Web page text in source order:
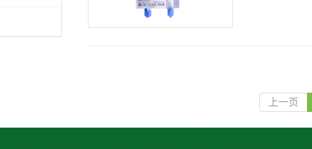
上一页